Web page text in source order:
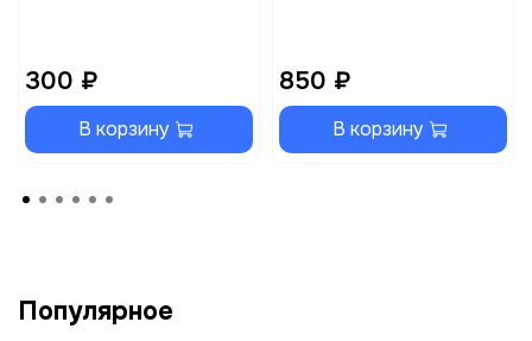
300 ₽
В корзину
850 ₽
В корзину
Популярное